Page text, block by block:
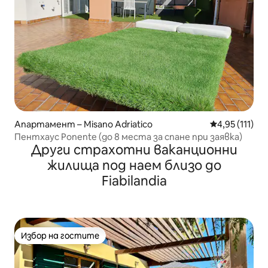
Апартамент – Misano Adriatico Средна
4,95 (111)
Пентхаус Ponente (до 8 места за спане при заявка)
Други страхотни ваканционни
жилища под наем близо до
Fiabilandia
Избор на гостите
Избор на гостите